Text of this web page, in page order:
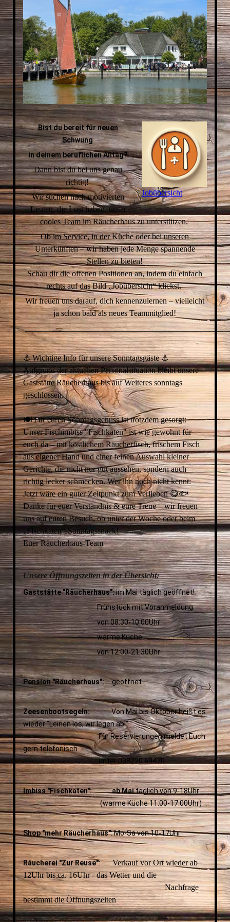
Jobübersicht
Bist du bereit für neuen
Schwung
in deinem beruflichen Alltag?
Dann bist du bei uns genau
richtig!
Wir suchen nach motivierten
Leuten, die Lust haben, unser
cooles Team im Räucherhaus zu unterstützen.
Ob im Service, in der Küche oder bei unseren
Unterkünften – wir haben jede Menge spannende
Stellen zu bieten!
Schau dir die offenen Positionen an, indem du einfach
rechts auf das Bild „Jobübersicht“ klickst.
Wir freuen uns darauf, dich kennenzulernen – vielleicht
ja schon bald als neues Teammitglied!
⚓️ Wichtige Info für unsere Sonntagsgäste ⚓️
Aufgrund der aktuellen Personalsituation bleibt unsere
Gaststätte Räucherhaus bis auf Weiteres sonntags
geschlossen.
🍽 Für euren Sonntagsgenuss ist trotzdem gesorgt:
Unser Fischimbiss "Fischkaten" ist wie gewohnt für
euch da – mit köstlichem Räucherfisch, frischem Fisch
aus eigener Hand und einer feinen Auswahl kleiner
Gerichte, die nicht nur gut aussehen, sondern auch
richtig lecker schmecken. Wer ihn noch nicht kennt:
Jetzt wäre ein guter Zeitpunkt zum Verlieben 😋🐟
Danke für euer Verständnis & eure Treue – wir freuen
uns auf euren Besuch, ob unter der Woche oder beim
„Fischkaten“-Sonntagssnack!
Euer Räucherhaus-Team
Unsere Öffnungszeiten in der Übersicht:
Gaststätte "Räucherhaus":im Mai täglich geöffnet!
Frühstück mit Voranmeldung
von 08:30-10:00Uhr
warme Küche
von 12:00-21:30Uhr
Pension "Räucherhaus":geöffnet
Zeesenbootsegeln:Von Mai bis Oktober heißt es
wieder "Leinen los, wir legen ab!"
Für Reservierungen meldet Euch
gern telefonisch
unter 038220 69470
Imbiss "Fischkaten": ab Maitäglich von 9-18Uhr
(warme Küche 11:00-17:00Uhr)
Shop "mehr Räucherhaus": Mo-Sa von 10-17Uhr
Räucherei "Zur Reuse":Verkauf vor Ort wieder ab
12Uhr bis ca. 16Uhr - das Wetter und die
Nachfrage
bestimmt die Öffnungszeiten